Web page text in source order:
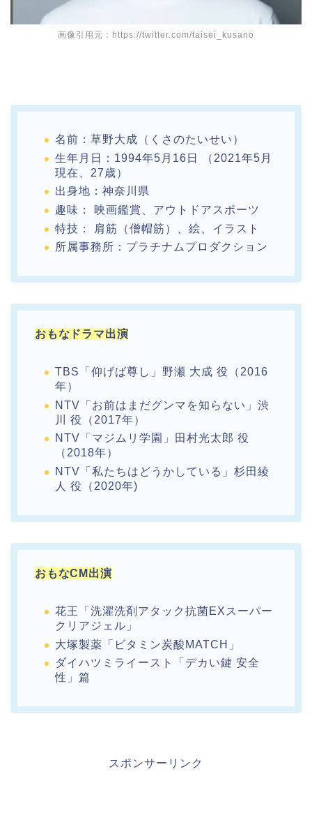
画像引用元：https://twitter.com/taisei_kusano
名前：草野大成（くさのたいせい）
生年月日：1994年5月16日 （2021年5月
現在、27歳）
出身地：神奈川県
趣味： 映画鑑賞、アウトドアスポーツ
特技： 肩筋（僧帽筋）、絵、イラスト
所属事務所：プラチナムプロダクション
おもなドラマ出演
TBS「仰げば尊し」野瀬 大成 役（2016
年）
NTV「お前はまだグンマを知らない」渋
川 役（2017年）
NTV「マジムリ学園」田村光太郎 役
（2018年）
NTV「私たちはどうかしている」杉田綾
人 役（2020年)
おもなCM出演
花王「洗濯洗剤アタック抗菌EXスーパー
クリアジェル」
大塚製薬「ビタミン炭酸MATCH」
ダイハツミライースト「デカい鍵 安全
性」篇
スポンサーリンク